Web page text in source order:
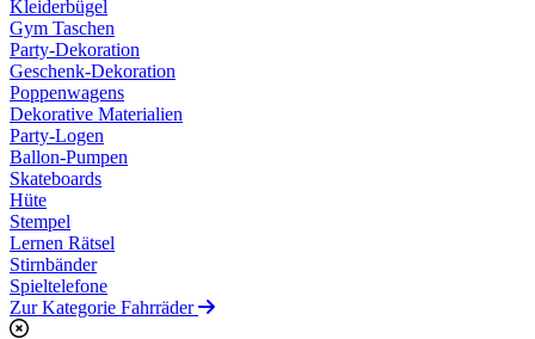
Kleiderbügel
Gym Taschen
Party-Dekoration
Geschenk-Dekoration
Poppenwagens
Dekorative Materialien
Party-Logen
Ballon-Pumpen
Skateboards
Hüte
Stempel
Lernen Rätsel
Stirnbänder
Spieltelefone
Zur Kategorie Fahrräder